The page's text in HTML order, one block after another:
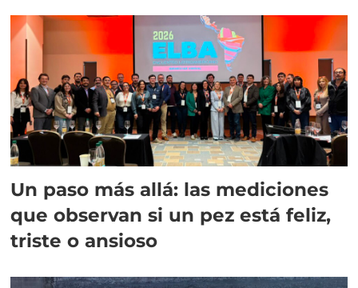
Un paso más allá: las mediciones
que observan si un pez está feliz,
triste o ansioso